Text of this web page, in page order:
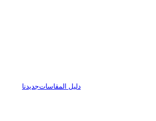
دليل المقاساتجديدنا